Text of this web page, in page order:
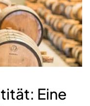
Eine